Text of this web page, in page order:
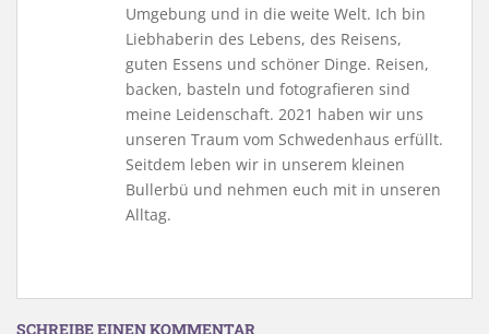
Umgebung und in die weite Welt. Ich bin
Liebhaberin des Lebens, des Reisens,
guten Essens und schöner Dinge. Reisen,
backen, basteln und fotografieren sind
meine Leidenschaft. 2021 haben wir uns
unseren Traum vom Schwedenhaus erfüllt.
Seitdem leben wir in unserem kleinen
Bullerbü und nehmen euch mit in unseren
Alltag.
SCHREIBE EINEN KOMMENTAR